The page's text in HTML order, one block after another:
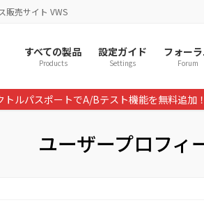
販売サイト VWS
すべての製品
Products
設定ガイド
Settings
フォー
Forum
トルパスポートでA/Bテスト機能を無料追加！
ユーザープロフィ